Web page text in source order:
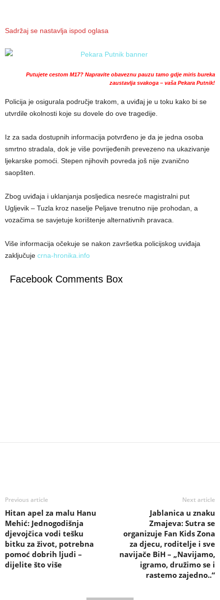
Sadržaj se nastavlja ispod oglasa
Putujete cestom M17? Napravite obaveznu pauzu tamo gdje miris bureka
zaustavlja svakoga – vaša Pekara Putnik!
Policija je osigurala područje trakom, a uviđaj je u toku kako bi se
utvrdile okolnosti koje su dovele do ove tragedije.
Iz za sada dostupnih informacija potvrđeno je da je jedna osoba
smrtno stradala, dok je više povrijeđenih prevezeno na ukazivanje
ljekarske pomoći. Stepen njihovih povreda još nije zvanično
saopšten.
Zbog uviđaja i uklanjanja posljedica nesreće magistralni put
Ugljevik – Tuzla kroz naselje Peljave trenutno nije prohodan, a
vozačima se savjetuje korištenje alternativnih pravaca.
Više informacija očekuje se nakon završetka policijskog uviđaja
zaključuje crna-hronika.info
Facebook Comments Box
Previous article
Hitan apel za malu Hanu
Mehić: Jednogodišnja
djevojčica vodi tešku
bitku za život, potrebna
pomoć dobrih ljudi –
dijelite što više
Next article
Jablanica u znaku
Zmajeva: Sutra se
organizuje Fan Kids Zona
za djecu, roditelje i sve
navijače BiH – „Navijamo,
igramo, družimo se i
rastemo zajedno..“